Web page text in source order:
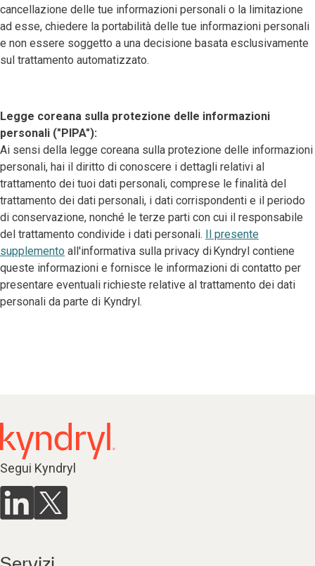
cancellazione delle tue informazioni personali o la limitazione
ad esse, chiedere la portabilità delle tue informazioni personali
e non essere soggetto a una decisione basata esclusivamente
sul trattamento automatizzato.
Legge coreana sulla protezione delle informazioni
personali ("PIPA"):
Ai sensi della legge coreana sulla protezione delle informazioni
personali, hai il diritto di conoscere i dettagli relativi al
trattamento dei tuoi dati personali, comprese le finalità del
trattamento dei dati personali, i dati corrispondenti e il periodo
di conservazione, nonché le terze parti con cui il responsabile
del trattamento condivide i dati personali. Il presente
supplemento all'informativa sulla privacy di Kyndryl contiene
queste informazioni e fornisce le informazioni di contatto per
presentare eventuali richieste relative al trattamento dei dati
personali da parte di Kyndryl.
Segui Kyndryl